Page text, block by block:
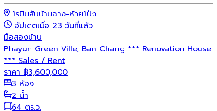
โรบินสันบ้านฉาง-ห้วยโป่ง
อัปเดตเมื่อ 23 วันที่แล้ว
มือสองบ้าน
Phayun Green Ville, Ban Chang *** Renovation House
*** Sales / Rent
ราคา ฿3,600,000
3 ห้อง
2 น้ำ
64 ตร.ว.